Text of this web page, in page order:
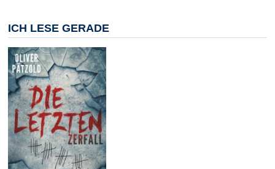
ICH LESE GERADE